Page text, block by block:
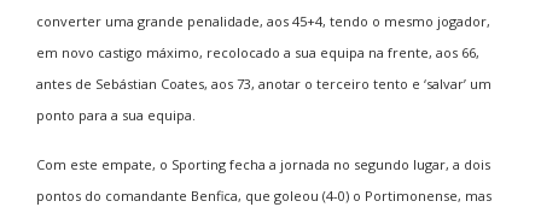
converter uma grande penalidade, aos 45+4, tendo o mesmo jogador,
em novo castigo máximo, recolocado a sua equipa na frente, aos 66,
antes de Sebástian Coates, aos 73, anotar o terceiro tento e ‘salvar’ um
ponto para a sua equipa.
Com este empate, o Sporting fecha a jornada no segundo lugar, a dois
pontos do comandante Benfica, que goleou (4-0) o Portimonense, mas